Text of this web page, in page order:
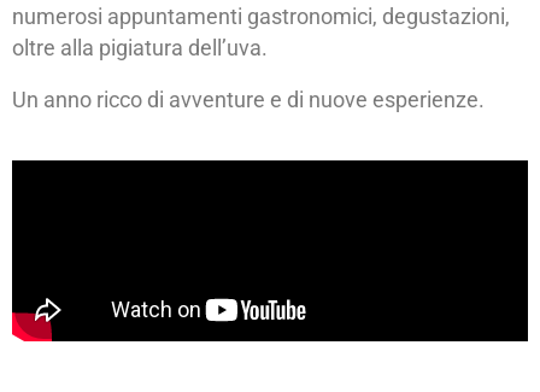
numerosi appuntamenti gastronomici, degustazioni,
oltre alla pigiatura dell’uva.
Un anno ricco di avventure e di nuove esperienze.